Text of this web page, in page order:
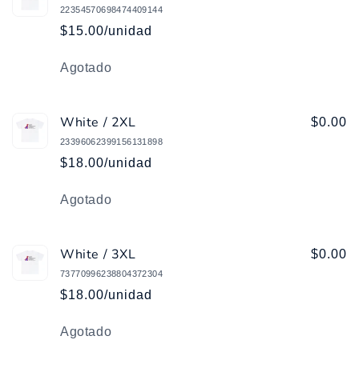
22354570698474409144
$15.00/unidad
Cantidad
Agotado
White / 2XL
23396062399156131898
$18.00/unidad
$0.00
Cantidad
Agotado
White / 3XL
73770996238804372304
$18.00/unidad
$0.00
Cantidad
Agotado